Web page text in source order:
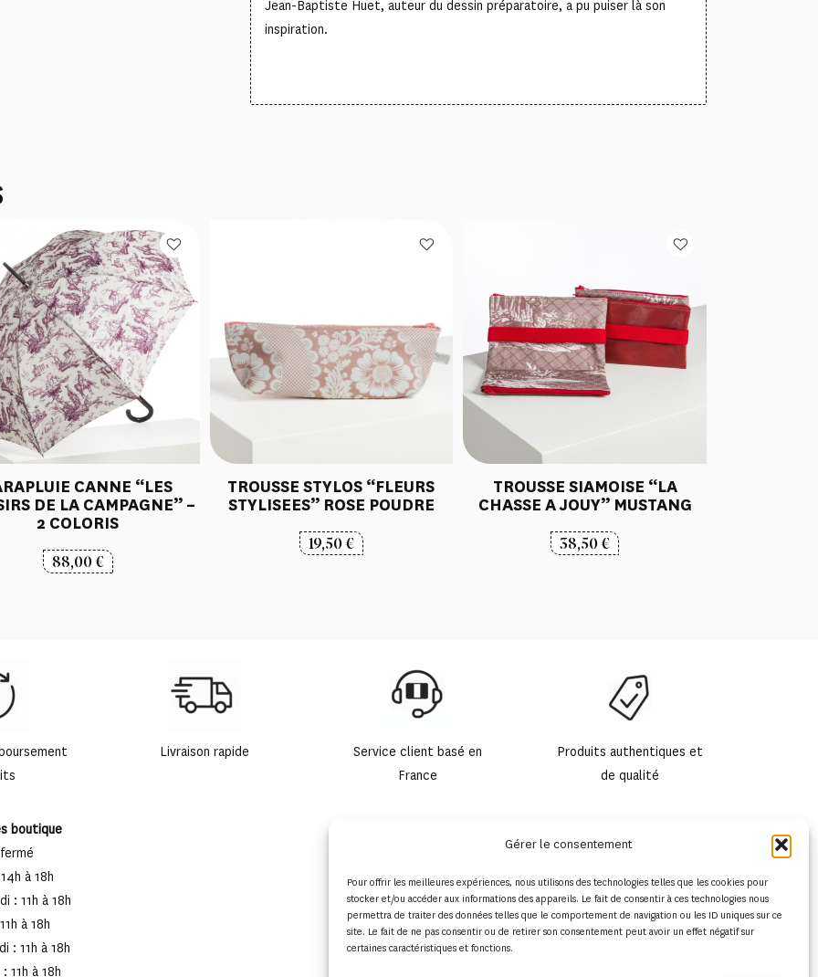
Gérer le consentement
Pour offrir les meilleures expériences, nous utilisons des technologies telles que les cookies pour
stocker et/ou accéder aux informations des appareils. Le fait de consentir à ces technologies nous
permettra de traiter des données telles que le comportement de navigation ou les ID uniques sur ce
site. Le fait de ne pas consentir ou de retirer son consentement peut avoir un effet négatif sur
certaines caractéristiques et fonctions.
Jean-Baptiste Huet, auteur du dessin préparatoire, a pu puiser là son
inspiration.
CANNE “LES
DE LA CAMPAGNE” –
2 COLORIS
88,00€
TROUSSE STYLOS “FLEURS
STYLISEES” ROSE POUDRE
19,50€
TROUSSE SIAMOISE “LA
CHASSE A JOUY” MUSTANG
38,50€
Livraison rapide
Service client basé en
France
Produits authentiques et
de qualité
boutique
à 18h
: 11h à 18h
à 18h
: 11h à 18h
11h à 18h